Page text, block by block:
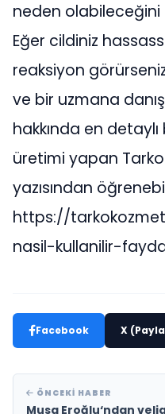
neden
Eğer cildiniz
reaksiyon
ve bir uzmana
hakkında en
üretimi yapan
yazısından
https://
nasil-kullanilir-
Facebook X
ÖNCEKI HABER
Musa Eroğlu‘ndan